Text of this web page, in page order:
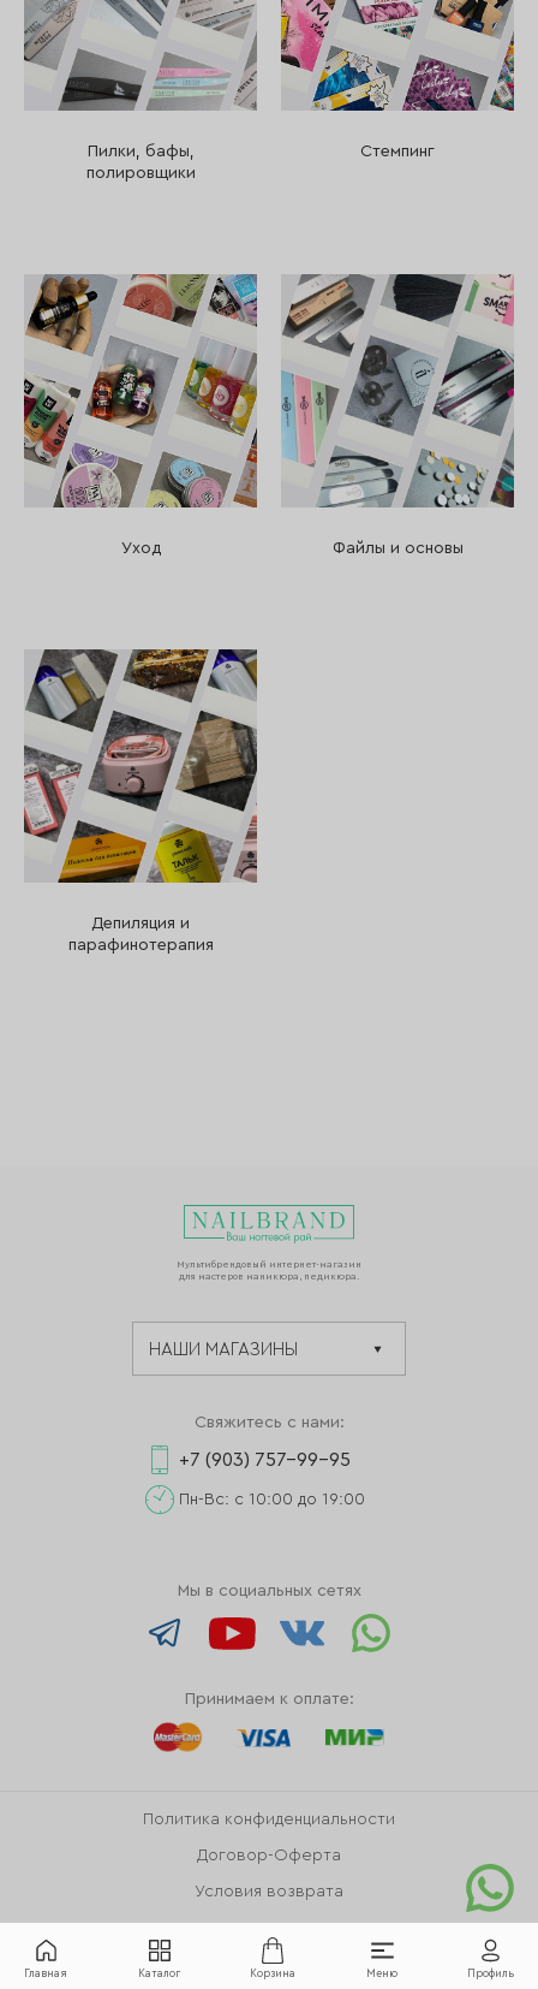
Пилки, бафы,
полировщики
Стемпинг
Уход Файлы и основы
Депиляция и
парафинотерапия
Мультибрендовый интернет-магазин
для мастеров маникюра, педикюра.
Свяжитесь с нами:
+7 (903) 757-99-95
Пн-Вс: с 10:00 до 19:00
Мы в социальных сетях
Принимаем к оплате:
Политика конфиденциальности
Договор-Оферта
Условия возврата
Главная Каталог Корзина Меню Профиль